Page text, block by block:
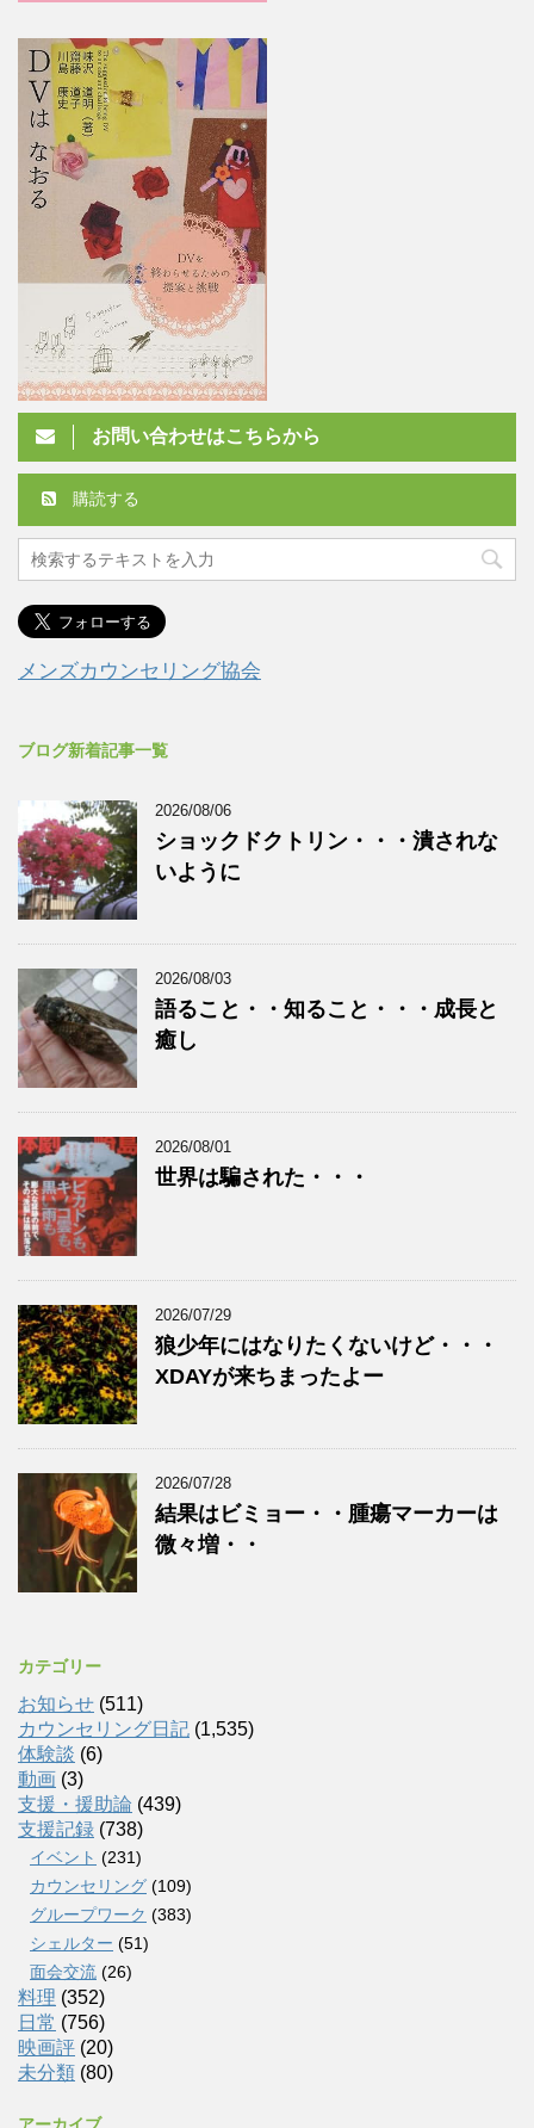
お問い合わせはこちらから
購読する
メンズカウンセリング協会
ブログ新着記事一覧
2026/08/06
ショックドクトリン・・・潰されな
いように
2026/08/03
語ること・・知ること・・・成長と
癒し
2026/08/01
世界は騙された・・・
2026/07/29
狼少年にはなりたくないけど・・・
XDAYが来ちまったよー
2026/07/28
結果はビミョー・・腫瘍マーカーは
微々増・・
カテゴリー
お知らせ (511)
カウンセリング日記 (1,535)
体験談 (6)
動画 (3)
支援・援助論 (439)
支援記録 (738)
イベント (231)
カウンセリング (109)
グループワーク (383)
シェルター (51)
面会交流 (26)
料理 (352)
日常 (756)
映画評 (20)
未分類 (80)
アーカイブ